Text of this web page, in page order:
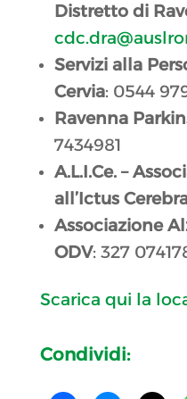
Distretto di
Servizi alla
Cervia: 0544
Ravenna
7434981
A.L.I.Ce. –
all’Ictus
Associazione
ODV: 327
Scarica qui la
Condividi: